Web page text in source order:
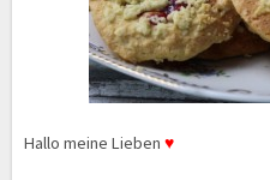
Hallo meine Lieben ♥